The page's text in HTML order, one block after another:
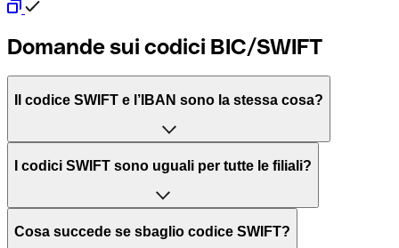
Domande sui codici BIC/SWIFT
Il codice SWIFT e l’IBAN sono la stessa cosa?
L'acronimo SWIFT sta per “Society for Worldwide
per l’elaborazione dei pagamenti tra diversi Paesi.
I codici SWIFT sono uguali per tutte le filiali?
Dipende dalle banche. In alcuni casi le banche utilizzano
Cosa succede se sbaglio codice SWIFT?